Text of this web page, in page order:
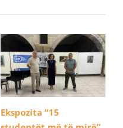
Ekspozita “15